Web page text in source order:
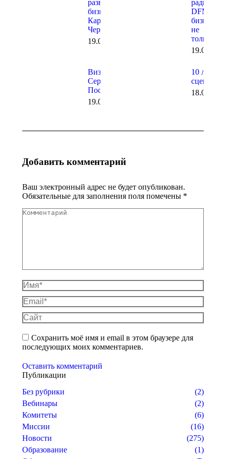
развитию
бизнеса в
Карачаево-
Черкесии
19.06.2026
радио
DFM о
бизнесе и
не
только…
Визит в
Сергиев
Посад
19.06.2026
10 лет на
сцене!
Добавить комментарий
Ваш электронный адрес не будет опубликован.
Обязательные для заполнения поля помечены *
Комментарий
Имя *
Email *
Сайт
Сохранить моё имя и email в этом браузере для
последующих моих комментариев.
Оставить комментарий
Публикации
Без рубрики
(2)
Вебинары
(2)
Комитеты
(6)
Миссии
(16)
Новости
(275)
Образование
(1)